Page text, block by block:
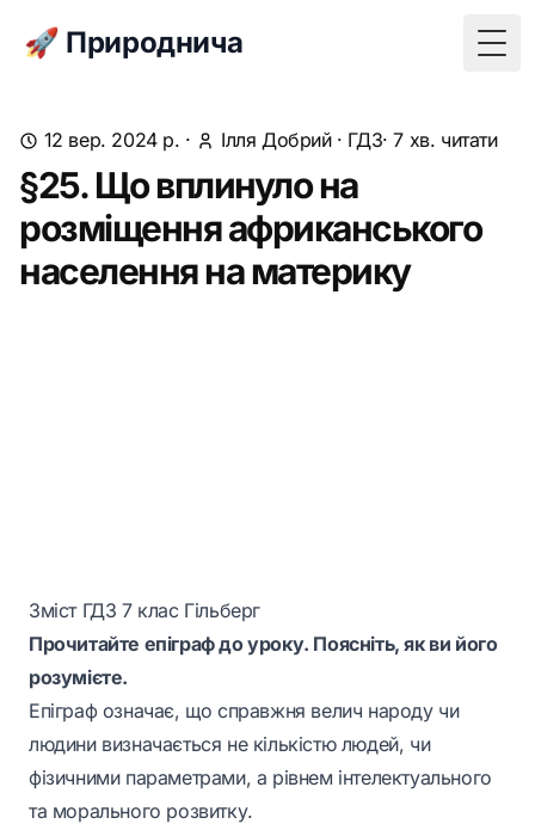
🚀 Природнича
12 вер. 2024 р. · Ілля Добрий· ГДЗ· 7 хв. читати
§25. Що вплинуло на
розміщення африканського
населення на материку
Зміст ГДЗ 7 клас Гільберг
Прочитайте епіграф до уроку. Поясніть, як ви його
розумієте.
Епіграф означає, що справжня велич народу чи
людини визначається не кількістю людей, чи
фізичними параметрами, а рівнем інтелектуального
та морального розвитку.